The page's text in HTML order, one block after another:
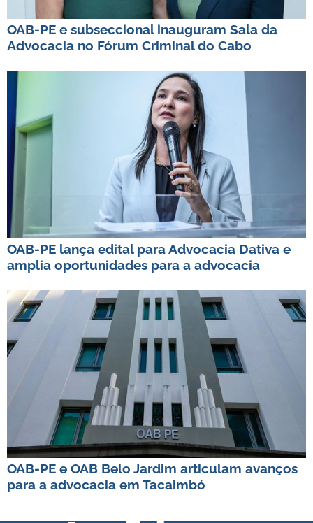
OAB-PE e subseccional inauguram Sala da
Advocacia no Fórum Criminal do Cabo
OAB-PE lança edital para Advocacia Dativa e
amplia oportunidades para a advocacia
OAB-PE e OAB Belo Jardim articulam avanços
para a advocacia em Tacaimbó